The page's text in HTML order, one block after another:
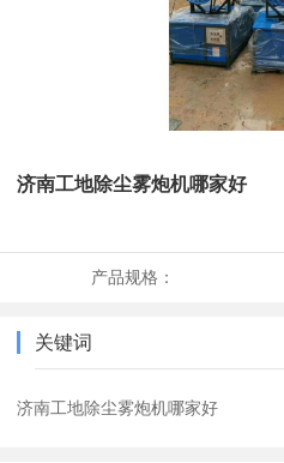
济南工地除尘雾炮机哪家好
产品规格：
关键词
济南工地除尘雾炮机哪家好